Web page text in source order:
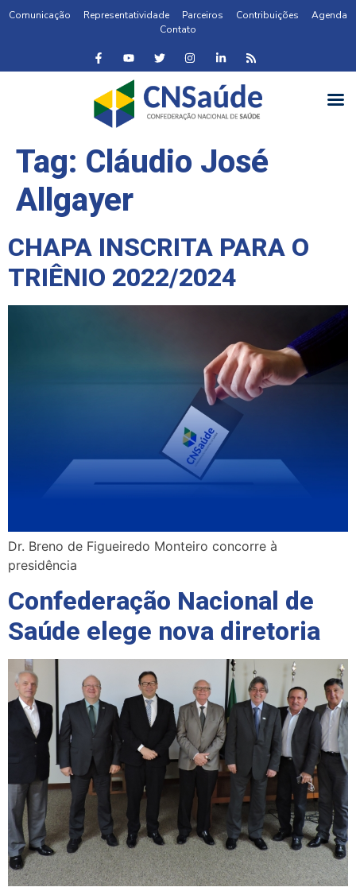
Comunicação Representatividade Parceiros Contribuições
Agenda
Contato
Tag: Cláudio José
Allgayer
CHAPA INSCRITA PARA O
TRIÊNIO 2022/2024
Dr. Breno de Figueiredo Monteiro concorre à
presidência
Confederação Nacional de
Saúde elege nova diretoria